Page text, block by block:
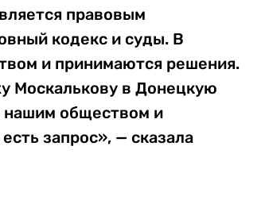
правовым
кодекс и суды. В
и принимаются решения.
Москалькову в Донецкую
нашим обществом и
запрос», — сказала